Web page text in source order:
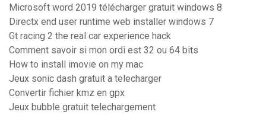
Microsoft word 2019 télécharger gratuit windows 8
Directx end user runtime web installer windows 7
Gt racing 2 the real car experience hack
Comment savoir si mon ordi est 32 ou 64 bits
How to install imovie on my mac
Jeux sonic dash gratuit a telecharger
Convertir fichier kmz en gpx
Jeux bubble gratuit telechargement